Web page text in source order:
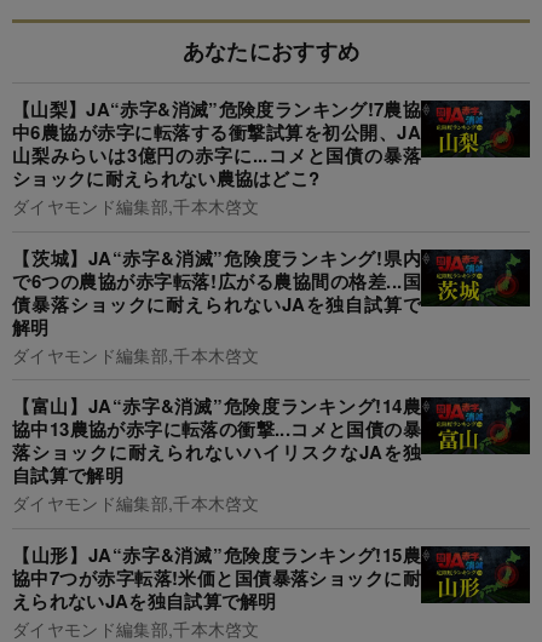
あなたにおすすめ
【山梨】JA“赤字&消滅”危険度ランキング!7農協
中6農協が赤字に転落する衝撃試算を初公開、JA
山梨みらいは3億円の赤字に...コメと国債の暴落
ショックに耐えられない農協はどこ?
ダイヤモンド編集部,千本木啓文
【茨城】JA“赤字&消滅”危険度ランキング!県内
で6つの農協が赤字転落!広がる農協間の格差...国
債暴落ショックに耐えられないJAを独自試算で
解明
ダイヤモンド編集部,千本木啓文
【富山】JA“赤字&消滅”危険度ランキング!14農
協中13農協が赤字に転落の衝撃...コメと国債の暴
落ショックに耐えられないハイリスクなJAを独
自試算で解明
ダイヤモンド編集部,千本木啓文
【山形】JA“赤字&消滅”危険度ランキング!15農
協中7つが赤字転落!米価と国債暴落ショックに耐
えられないJAを独自試算で解明
ダイヤモンド編集部,千本木啓文